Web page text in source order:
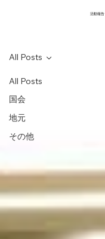
活動報告
All Posts
国会
地元
その他
All Posts